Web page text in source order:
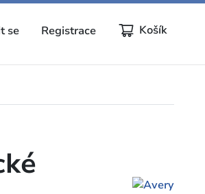
se Registrace Košík